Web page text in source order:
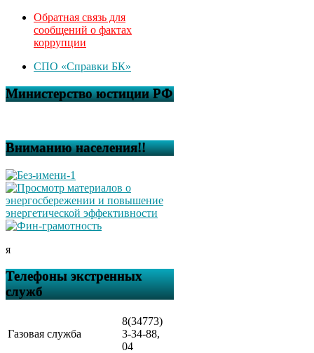
Обратная связь для
сообщений о фактах
коррупции
СПО «Справки БК»
Министерство юстиции РФ
Вниманию населения!!
я
Телефоны экстренных
служб
Газовая служба
8(34773)
3-34-88,
04